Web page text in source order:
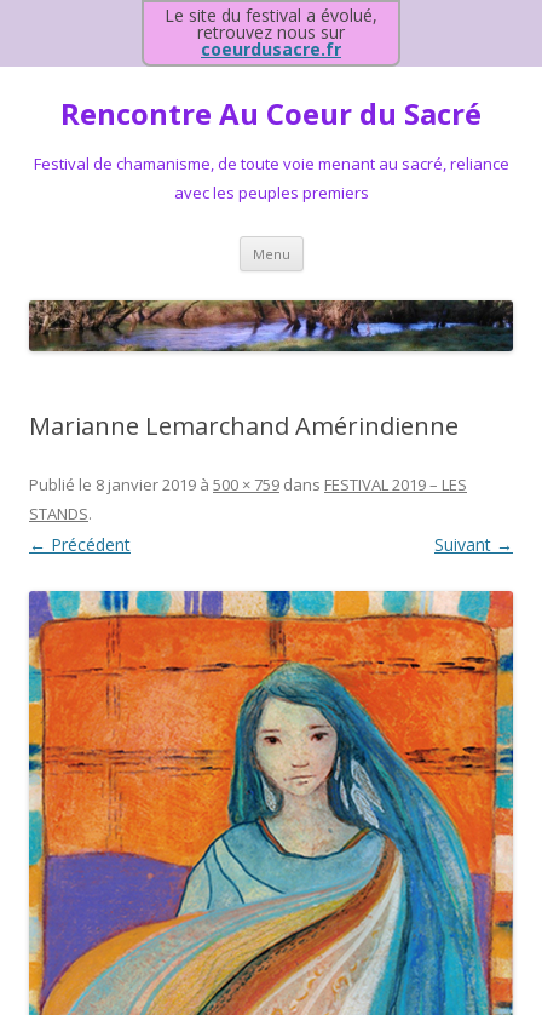
Le site du festival a évolué,
retrouvez nous sur
coeurdusacre.fr
Rencontre Au Coeur du Sacré
Festival de chamanisme, de toute voie menant au sacré, reliance
avec les peuples premiers
Menu Aller au contenu principal
Marianne Lemarchand Amérindienne
Publié le 8 janvier 2019 à 500 × 759 dans FESTIVAL 2019 – LES
STANDS.
← Précédent Suivant →